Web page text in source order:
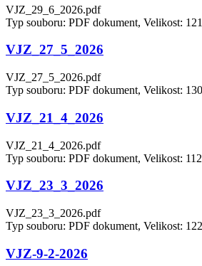
VJZ_29_6_2026.pdf
Typ souboru: PDF dokument, Velikost:
VJZ_27_5_2026
VJZ_27_5_2026.pdf
Typ souboru: PDF dokument, Velikost:
VJZ_21_4_2026
VJZ_21_4_2026.pdf
Typ souboru: PDF dokument, Velikost:
VJZ_23_3_2026
VJZ_23_3_2026.pdf
Typ souboru: PDF dokument, Velikost:
VJZ-9-2-2026